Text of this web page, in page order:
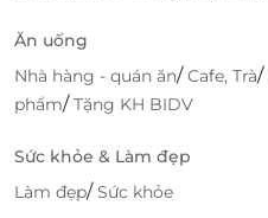
Ăn uống
Nhà hàng - quán ăn/Cafe, Trà/
phẩm/Tặng KH BIDV
Sức khỏe & Làm đẹp
Làm đẹp/Sức khỏe